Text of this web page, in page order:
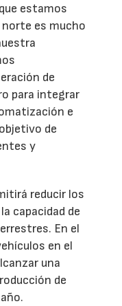
estamos
es mucho
de
para integrar
e
de
y
reducir los
capacidad de
En el
en el
una
de